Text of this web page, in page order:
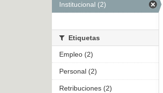
Institucional (2)
Etiquetas
Empleo (2)
Personal (2)
Retribuciones (2)